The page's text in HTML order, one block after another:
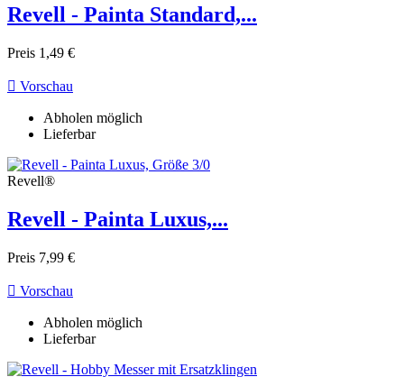
Revell - Painta Standard,...
Preis 1,49 €
 Vorschau
Abholen möglich
Lieferbar
Revell®
Revell - Painta Luxus,...
Preis 7,99 €
 Vorschau
Abholen möglich
Lieferbar